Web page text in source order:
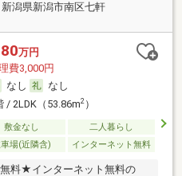
新潟県新潟市南区七軒
万円
費3,000円
なし
なし
/ 2LDK（53.86m2）
敷金なし
二人暮らし
場(近隣含) インターネット無料
料★インターネット無料の